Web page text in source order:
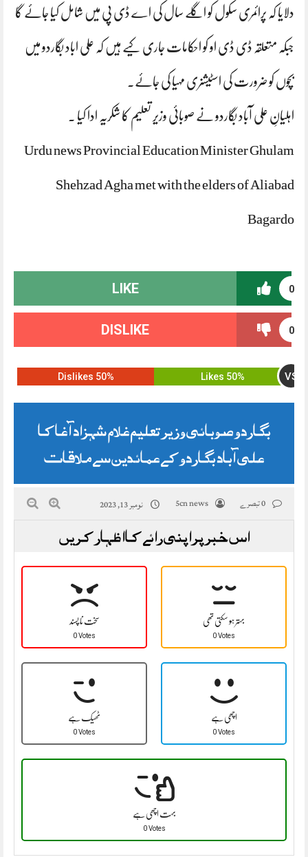
دلایا کہ پرائمری سکول کو اگلے سال کی اے ڈی پی میں شامل کیا جائے گا
جبکہ متعلقہ ڈی ڈی او کو احکامات جاری کیے ہیں کہ علی اباد بگاردو میں
بچوں کو ضرورت کی اسٹیشنری مہیا کی جائے۔
اہلیانِ علی آباد بگاردو نے صوبائی وزیر تعلیم کا شکریہ ادا کیا ۔
Urdu news Provincial Education Minister Ghulam
Shehzad Agha met with the elders of Aliabad
Bagardo
0
LIKE
0
DISLIKE
50% Likes VS
50% Dislikes
بگاردو صوبائی وزیر تعلیم غلام شہزاد آغا کا
علی آباد بگاردو کے عمائدین سے ملاقات
5cn news نومبر 13, 2023
اس خبر پر اپنی رائے کا اظہار کریں
سخت نا پسند
0 Votes
بہتر ہو سکتی تھی
0 Votes
ٹھیک ہے
0 Votes
اچھی ہے
0 Votes
بہت اچھی ہے
0 Votes